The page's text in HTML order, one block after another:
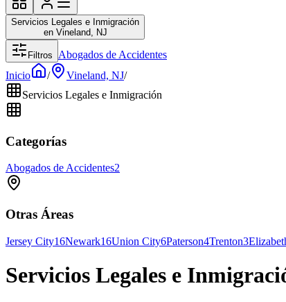
Servicios Legales e Inmigración
en Vineland, NJ
Filtros
Abogados de Accidentes
Inicio
/ Vineland, NJ/
Servicios Legales e Inmigración
Categorías
Abogados de Accidentes2
Otras Áreas
Jersey City16Newark16Union City6Paterson4Trenton3
Servicios Legales e